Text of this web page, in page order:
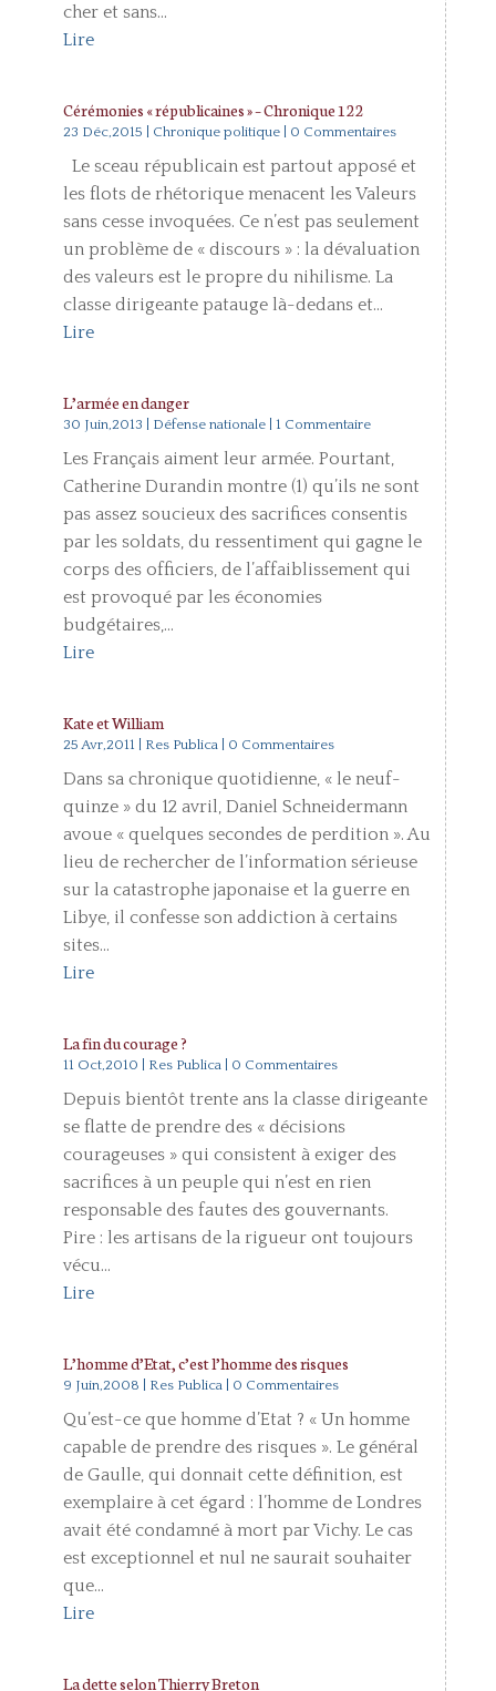
cher et sans...
Lire
Cérémonies « républicaines » – Chronique 122
23 Déc,2015 Chronique politique| 0 Commentaires
Le sceau républicain est partout apposé et
les flots de rhétorique menacent les Valeurs
sans cesse invoquées. Ce n’est pas seulement
un problème de « discours » : la dévaluation
des valeurs est le propre du nihilisme. La
classe dirigeante patauge là-dedans et...
Lire
L’armée en danger
30 Juin,2013 Défense nationale| 1 Commentaire
Les Français aiment leur armée. Pourtant,
Catherine Durandin montre (1) qu’ils ne sont
pas assez soucieux des sacrifices consentis
par les soldats, du ressentiment qui gagne le
corps des officiers, de l’affaiblissement qui
est provoqué par les économies
budgétaires,...
Lire
Kate et William
25 Avr,2011 Res Publica| 0 Commentaires
Dans sa chronique quotidienne, « le neuf-
quinze » du 12 avril, Daniel Schneidermann
avoue « quelques secondes de perdition ». Au
lieu de rechercher de l’information sérieuse
sur la catastrophe japonaise et la guerre en
Libye, il confesse son addiction à certains
sites...
Lire
La fin du courage ?
11 Oct,2010 Res Publica| 0 Commentaires
Depuis bientôt trente ans la classe dirigeante
se flatte de prendre des « décisions
courageuses » qui consistent à exiger des
sacrifices à un peuple qui n’est en rien
responsable des fautes des gouvernants.
Pire : les artisans de la rigueur ont toujours
vécu...
Lire
L’homme d’Etat, c’est l’homme des risques
9 Juin,2008 Res Publica| 0 Commentaires
Qu’est-ce que homme d’Etat ? « Un homme
capable de prendre des risques ». Le général
de Gaulle, qui donnait cette définition, est
exemplaire à cet égard : l’homme de Londres
avait été condamné à mort par Vichy. Le cas
est exceptionnel et nul ne saurait souhaiter
que...
Lire
La dette selon Thierry Breton